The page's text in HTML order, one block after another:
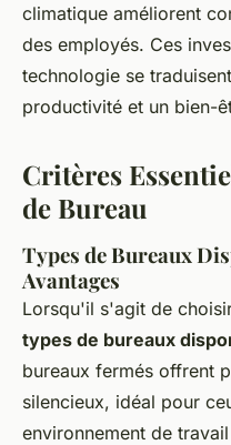
climatique améliorent
des employés. Ces
technologie se
productivité et un bien-
Critères
de Bureau
Types de Bureaux
Avantages
Lorsqu'il s'agit de
types de bureaux
bureaux fermés offrent
silencieux, idéal pour
environnement de